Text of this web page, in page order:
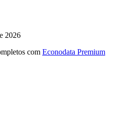
2026
com Econodata Premium